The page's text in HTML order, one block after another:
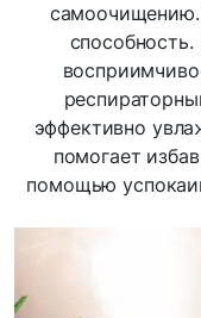
самоочищению.
способность.
эффективно
помогает
помощью